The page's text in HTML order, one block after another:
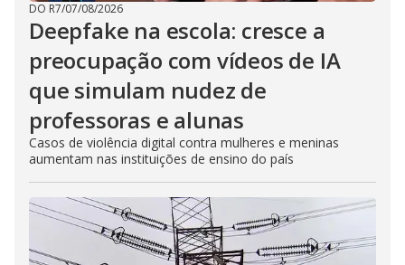
DO R7/07/08/2026
Deepfake na escola: cresce a
preocupação com vídeos de IA
que simulam nudez de
professoras e alunas
Casos de violência digital contra mulheres e meninas
aumentam nas instituições de ensino do país